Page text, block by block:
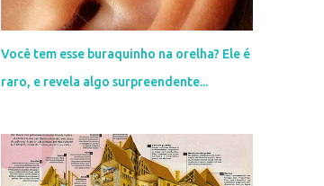
Você tem esse buraquinho na orelha? Ele é
raro, e revela algo surpreendente...